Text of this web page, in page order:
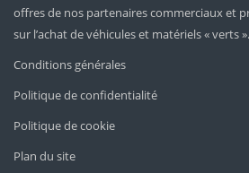
offres de nos partenaires commerciaux et
sur l’achat de véhicules et matériels « verts ».
Conditions générales
Politique de confidentialité
Politique de cookie
Plan du site